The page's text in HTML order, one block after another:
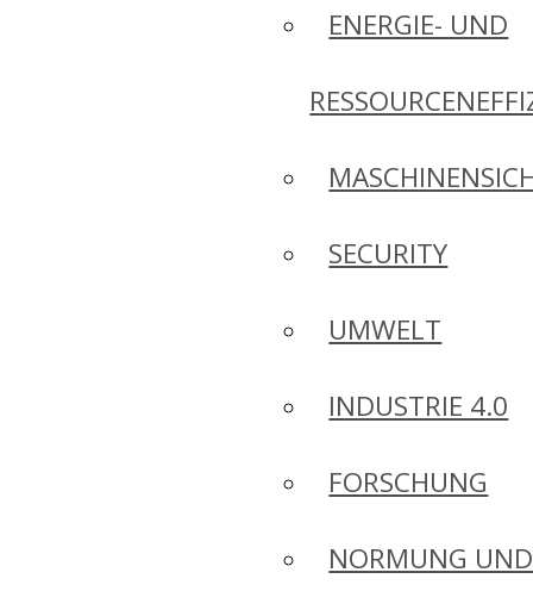
ENERGIE- UND
SECURITY
UMWELT
INDUSTRIE 4.0
FORSCHUNG
NORMUNG UND